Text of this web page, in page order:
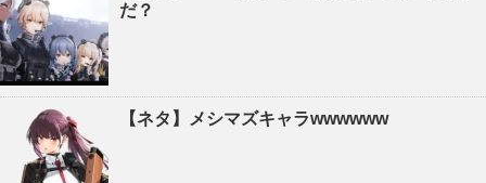
だ？
【ネタ】メシマズキャラwwwwww